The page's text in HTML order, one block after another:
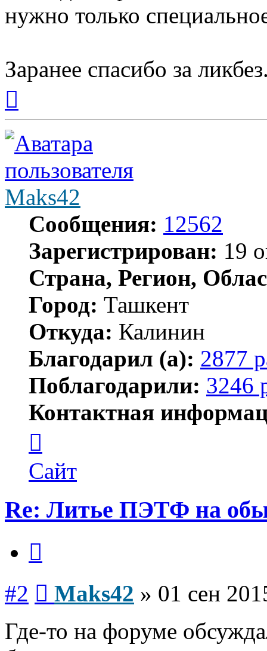
нужно только
Заранее спасибо за
началу
Maks42
Сообщения: 12562
Зарегистрирован: 19
Страна, Регион,
Город: Ташкент
Откуда: Калинин
Благодарил (а): 2877
Поблагодарили: 3246
Контактная
пользователя
Maks42
Сайт
Re: Литье ПЭТФ на
#2 Maks42 » 01 сен
Где-то на форуме